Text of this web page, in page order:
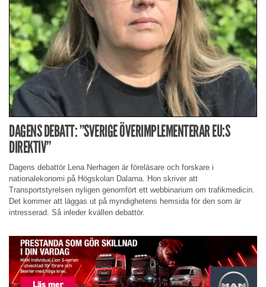
DAGENS DEBATT: ”SVERIGE ÖVERIMPLEMENTERAR EU:S
DIREKTIV”
Dagens debattör Lena Nerhagen är föreläsare och forskare i
nationalekonomi på Högskolan Dalarna. Hon skriver att
Transportstyrelsen nyligen genomfört ett webbinarium om trafikmedicin.
Det kommer att läggas ut på myndighetens hemsida för den som är
intresserad. Så inleder kvällen debattör.